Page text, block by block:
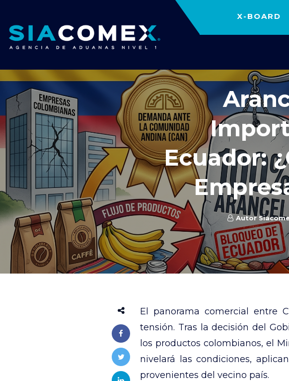
X-BOARD
Ecuador:
Autor
El panorama comercial entre
tensión. Tras la decisión del
los productos colombianos, el
nivelará las condiciones,
provenientes del vecino país.